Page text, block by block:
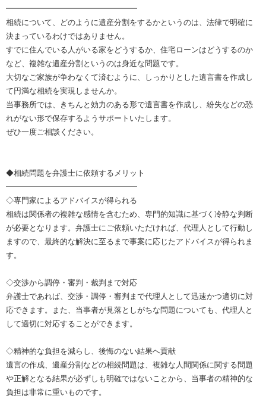
━━━━━━━━━━━━━━━━━
相続について、どのように遺産分割をするかというのは、法律で明確に
決まっているわけではありません。
すでに住んでいる人がいる家をどうするか、住宅ローンはどうするのか
など、複雑な遺産分割というのは身近な問題です。
大切なご家族が争わなくて済むように、しっかりとした遺言書を作成し
て円満な相続を実現しませんか。
当事務所では、きちんと効力のある形で遺言書を作成し、紛失などの恐
れがない形で保存するようサポートいたします。
ぜひ一度ご相談ください。
◆相続問題を弁護士に依頼するメリット
━━━━━━━━━━━━━━━━━
◇専門家によるアドバイスが得られる
相続は関係者の複雑な感情を含むため、専門的知識に基づく冷静な判断
が必要となります。弁護士にご依頼いただければ、代理人として行動し
ますので、最終的な解決に至るまで事案に応じたアドバイスが得られま
す。
◇交渉から調停・審判・裁判まで対応
弁護士であれば、交渉・調停・審判まで代理人として迅速かつ適切に対
応できます。また、当事者が見落としがちな問題についても、代理人と
して適切に対応することができます。
◇精神的な負担を減らし、後悔のない結果へ貢献
遺言の作成、遺産分割などの相続問題は、複雑な人間関係に関する問題
や正解となる結果が必ずしも明確ではないことから、当事者の精神的な
負担は非常に重いものです。